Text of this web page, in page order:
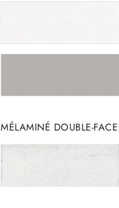
MÉLAMINÉ DOUBLE-